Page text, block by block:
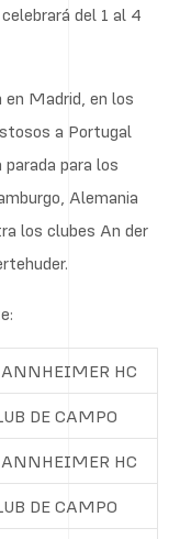
del 1 al 4
Madrid, en los
a Portugal
para los
Alemania
los clubes An der
HC
DE CAMPO
HC
DE CAMPO